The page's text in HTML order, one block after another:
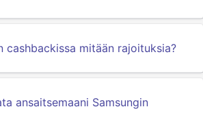
cashbackissa mitään rajoituksia?
ansaitsemaani Samsungin